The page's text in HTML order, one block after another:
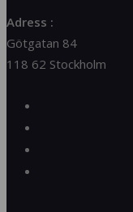
Adress :
Götgatan 84
118 62 Stockholm